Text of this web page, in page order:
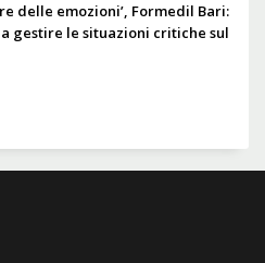
delle emozioni’, Formedil Bari:
gestire le situazioni critiche sul